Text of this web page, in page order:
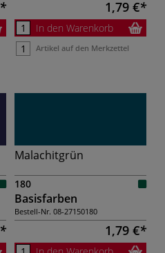
1,79 €
In den Warenkorb
Artikel auf den Merkzettel
Malachitgrün
180
Basisfarben
Bestell-Nr. 08-27150180
1,79 €